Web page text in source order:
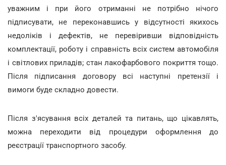
уважним і при його отриманні не потрібно нічого
підписувати, не переконавшись у відсутності якихось
недоліків і дефектів, не перевіривши відповідність
комплектації, роботу і справність всіх систем автомобіля
і світлових приладів; стан лакофарбового покриття тощо.
Після підписання договору всі наступні претензії і
вимоги буде складно довести.
Після з'ясування всіх деталей та питань, що цікавлять,
можна переходити від процедури оформлення до
реєстрації транспортного засобу.